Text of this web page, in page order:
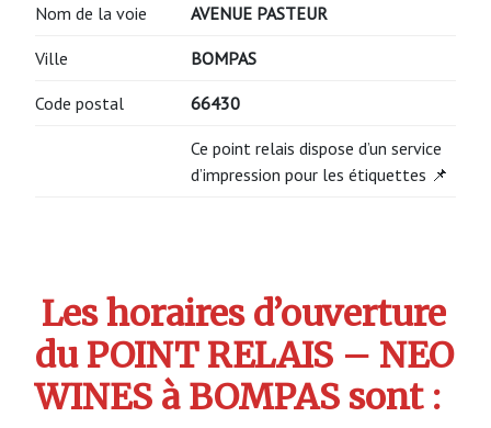
Nom de la voie AVENUE PASTEUR
Ville BOMPAS
Code postal 66430
Ce point relais dispose d’un service
d’impression pour les étiquettes 📌
Les horaires d’ouverture
du POINT RELAIS – NEO
WINES à BOMPAS sont :